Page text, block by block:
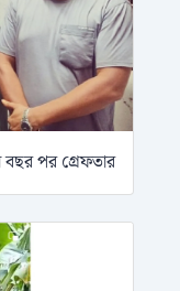
বছর পর গ্রেফতার